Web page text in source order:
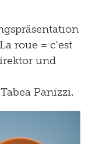
roue = c'est
und
Panizzi.